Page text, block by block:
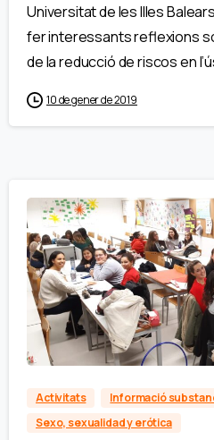
Universitat de les Illes
fer interessants reflexions
de la reducció de riscos en
10 de gener de 2019
Activitats Informació
Sexo, sexualidad y erótica